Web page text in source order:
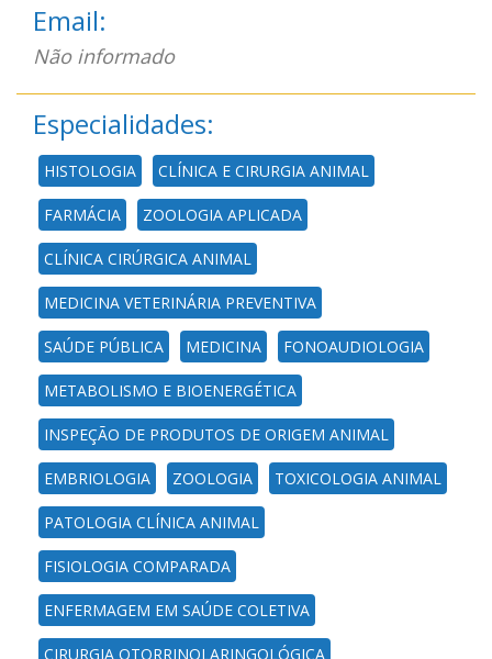
Email:
Não informado
Especialidades:
HISTOLOGIA CLÍNICA E CIRURGIA ANIMAL
FARMÁCIA ZOOLOGIA APLICADA
CLÍNICA CIRÚRGICA ANIMAL
MEDICINA VETERINÁRIA PREVENTIVA
SAÚDE PÚBLICA MEDICINA FONOAUDIOLOGIA
METABOLISMO E BIOENERGÉTICA
INSPEÇÃO DE PRODUTOS DE ORIGEM ANIMAL
EMBRIOLOGIA ZOOLOGIA TOXICOLOGIA ANIMAL
PATOLOGIA CLÍNICA ANIMAL
FISIOLOGIA COMPARADA
ENFERMAGEM EM SAÚDE COLETIVA
CIRURGIA OTORRINOLARINGOLÓGICA